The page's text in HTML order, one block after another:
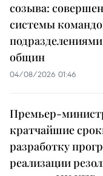
созыва:
системы
общин
04/08/2026 01:46
Премьер-
кратчайшие
разработку
реализации